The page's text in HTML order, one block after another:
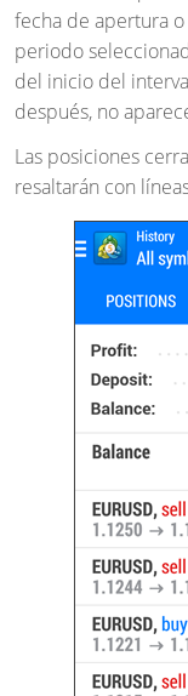
fecha de apertura
periodo
del inicio del
después, no
Las posiciones
resaltarán con